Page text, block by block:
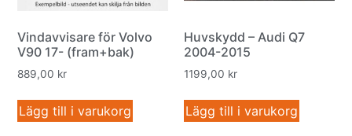
Vindavvisare för Volvo
V90 17- (fram+bak)
889,00 kr
Lägg till i varukorg
Huvskydd – Audi Q7
2004-2015
1199,00 kr
Lägg till i varukorg